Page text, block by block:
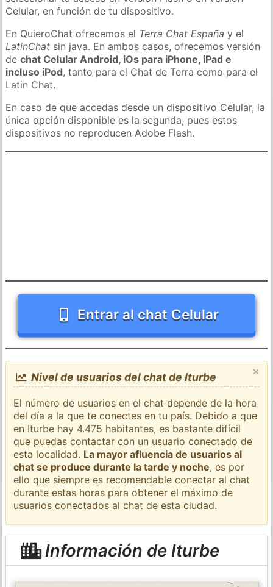
Celular, en función de tu dispositivo.
En QuieroChat ofrecemos el Terra Chat España y el
LatinChat sin java. En ambos casos, ofrecemos versión
dechat Celular Android, iOs para iPhone, iPad e
incluso iPod, tanto para el Chat de Terra como para el
Latin Chat.
En caso de que accedas desde un dispositivo Celular, la
única opción disponible es la segunda, pues estos
dispositivos no reproducen Adobe Flash.
Entrar al chat Celular
×
Nivel de usuarios del chat de Iturbe
El número de usuarios en el chat depende de la hora
del día a la que te conectes en tu país. Debido a que
en Iturbe hay 4.475 habitantes, es bastante difícil
que puedas contactar con un usuario conectado de
esta localidad. La mayor afluencia de usuarios al
chat se produce durante la tarde y noche, es por
ello que siempre es recomendable conectar al chat
durante estas horas para obtener el máximo de
usuarios conectados al chat de esta ciudad.
Información de Iturbe